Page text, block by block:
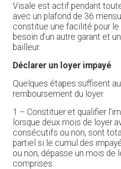
Visale est actif pendant
avec un plafond de 36
constitue une facilité pour le
besoin d’un autre garant et
bailleur.
Déclarer un loyer impayé
Quelques étapes suffisent
remboursement du loyer.
1 – Constituer et qualifier
lorsque deux mois de loyer
consécutifs ou non, sont
partiel si le cumul des
ou non, dépasse un mois de
comprises.